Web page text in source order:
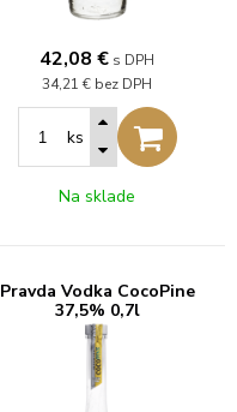
42,08 € s DPH
34,21 € bez DPH
ks
Na sklade
Pravda Vodka CocoPine
37,5% 0,7l